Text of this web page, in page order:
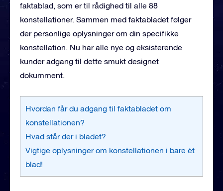
faktablad, som er til rådighed til alle 88
konstellationer. Sammen med faktabladet følger
der personlige oplysninger om din specifikke
konstellation. Nu har alle nye og eksisterende
kunder adgang til dette smukt designet
dokumment.
Hvordan får du adgang til faktabladet om
konstellationen?
Hvad står der i bladet?
Vigtige oplysninger om konstellationen i bare ét
blad!